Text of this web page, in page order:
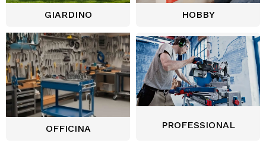
GIARDINO HOBBY
OFFICINA PROFESSIONAL